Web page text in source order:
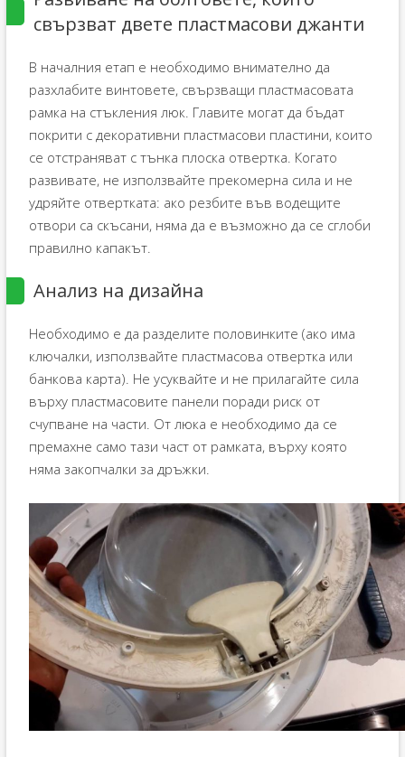
свързват двете пластмасови джанти
В началния етап е необходимо внимателно да
разхлабите винтовете, свързващи пластмасовата
рамка на стъкления люк. Главите могат да бъдат
покрити с декоративни пластмасови пластини, които
се отстраняват с тънка плоска отвертка. Когато
развивате, не използвайте прекомерна сила и не
удряйте отвертката: ако резбите във водещите
отвори са скъсани, няма да е възможно да се сглоби
правилно капакът.
Анализ на дизайна
Необходимо е да разделите половинките (ако има
ключалки, използвайте пластмасова отвертка или
банкова карта). Не усуквайте и не прилагайте сила
върху пластмасовите панели поради риск от
счупване на части. От люка е необходимо да се
премахне само тази част от рамката, върху която
няма закопчалки за дръжки.